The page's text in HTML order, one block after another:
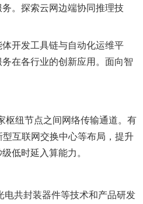
。探索云网边端协同推理技
开发工具链与自动化运维平
在各行业的创新应用。面向智
纽节点之间网络传输通道。有
互联网交换中心等布局，提升
低时延入算能力。
共封装器件等技术和产品研发